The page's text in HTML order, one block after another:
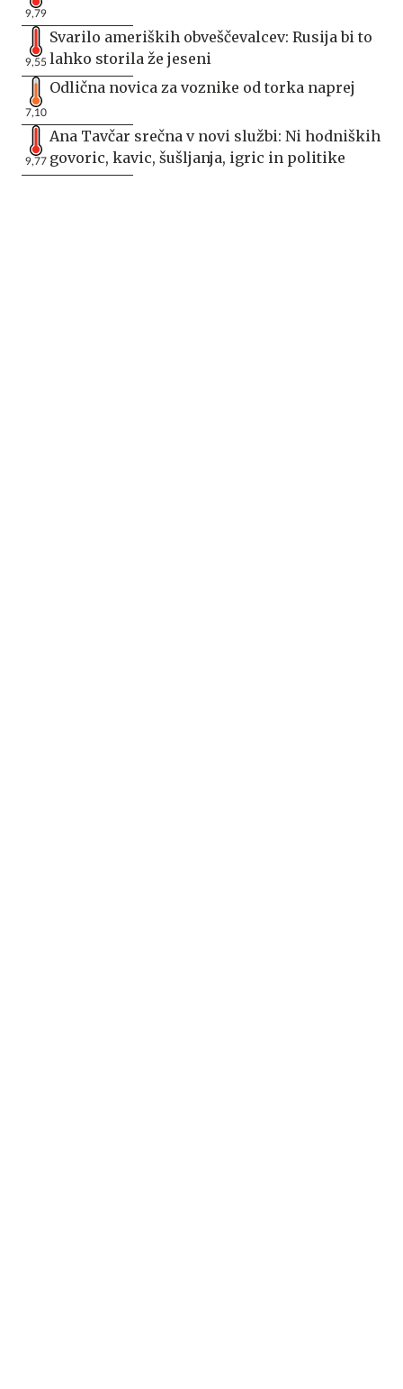
9,79
9,55
Svarilo ameriških obveščevalcev: Rusija bi to
lahko storila že jeseni
7,10
Odlična novica za voznike od torka naprej
9,77
Ana Tavčar srečna v novi službi: Ni hodniških
govoric, kavic, šušljanja, igric in politike